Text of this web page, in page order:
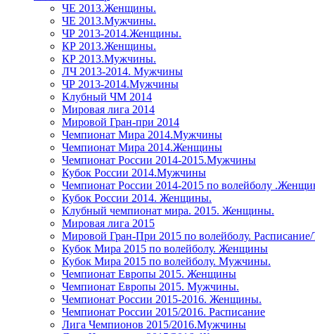
ЧЕ 2013.Женщины.
ЧЕ 2013.Мужчины.
ЧР 2013-2014.Женщины.
КР 2013.Женщины.
КР 2013.Мужчины.
ЛЧ 2013-2014. Мужчины
ЧР 2013-2014.Мужчины
Клубный ЧМ 2014
Мировая лига 2014
Мировой Гран-при 2014
Чемпионат Мира 2014.Мужчины
Чемпионат Мира 2014.Женщины
Чемпионат России 2014-2015.Мужчины
Кубок России 2014.Мужчины
Чемпионат России 2014-2015 по волейболу
Кубок России 2014. Женщины.
Клубный чемпионат мира. 2015. Женщины.
Мировая лига 2015
Мировой Гран-При 2015 по волейболу.
Кубок Мира 2015 по волейболу. Женщины
Кубок Мира 2015 по волейболу. Мужчины.
Чемпионат Европы 2015. Женщины
Чемпионат Европы 2015. Мужчины.
Чемпионат России 2015-2016. Женщины.
Чемпионат России 2015/2016. Расписание
Лига Чемпионов 2015/2016.Мужчины